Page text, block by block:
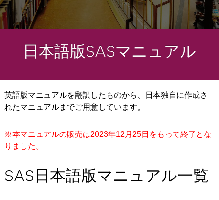
日本語版SASマニュアル
英語版マニュアルを翻訳したものから、日本独自に作成さ
れたマニュアルまでご用意しています。
※本マニュアルの販売は2023年12月25日をもって終了とな
りました。
SAS日本語版マニュアル一覧